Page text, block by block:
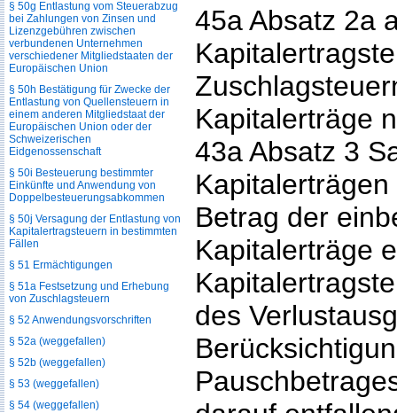
45a Absatz 2a
Kapitalerträge
43a Absatz 3
Betrag der
Kapitalerträge
des
§ 50g Entlastung vom Steuerabzug
bei Zahlungen von Zinsen und
Lizenzgebühren zwischen
verbundenen Unternehmen
verschiedener Mitgliedstaaten der
Europäischen Union
§ 50h Bestätigung für Zwecke der
Entlastung von Quellensteuern in
einem anderen Mitgliedstaat der
Europäischen Union oder der
Schweizerischen
Eidgenossenschaft
§ 50i Besteuerung bestimmter
Einkünfte und Anwendung von
Doppelbesteuerungs­abkommen
§ 50j Versagung der Entlastung von
Kapitalertragsteuern in bestimmten
Fällen
§ 51 Ermächtigungen
§ 51a Festsetzung und Erhebung
von Zuschlagsteuern
§ 52 Anwendungsvorschriften
§ 52a (weggefallen)
§ 52b (weggefallen)
§ 53 (weggefallen)
§ 54 (weggefallen)